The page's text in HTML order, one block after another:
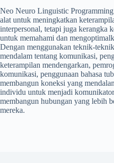
Neo Neuro Linguistic
alat untuk meningkatkan
interpersonal, tetapi juga kerangka
untuk memahami dan
Dengan menggunakan teknik-
mendalam tentang komunikasi,
keterampilan mendengarkan,
komunikasi, penggunaan bahasa
membangun koneksi yang
individu untuk menjadi
membangun hubungan yang lebih
mereka.